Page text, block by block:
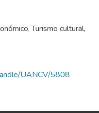
,Turismo cultural,
UANCV/5808